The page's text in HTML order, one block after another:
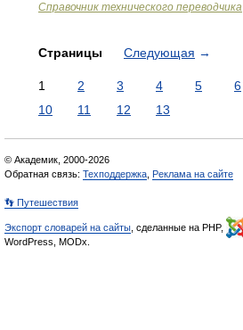
Справочник технического переводчика
Страницы Следующая →
1 2 3 4 5 6
10
11 12 13
© Академик, 2000-2026
Обратная связь: Техподдержка Реклама на сайте
👣 Путешествия
Экспорт словарей на сайты , сделанные на PHP,
WordPress, MODx.